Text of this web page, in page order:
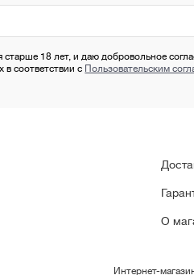
18 лет, и даю добровольное
в соответствии с Пользовательским
О
Интернет-